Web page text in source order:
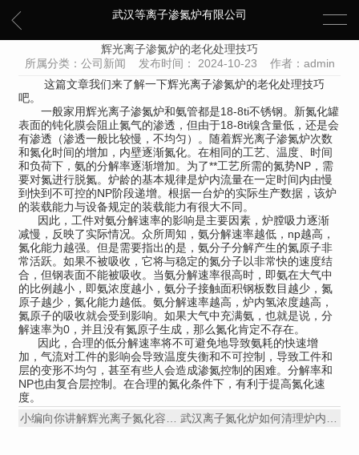
武汉等离子渗氮炉有限公司
辉光离子渗氮炉的老化处理技巧
所属分类：公司新闻 发布时间： 2024-10-23 作者：admin
这篇文章我们来了解一下辉光离子渗氮炉的老化处理技巧
吧。
一般家用辉光离子渗氮炉和氨管都是18-8ti不锈钢。新氮化罐
表面的钝化膜会阻止氮气的渗透，但由于18-8ti镍含量低，还是会
有渗透（渗透一般比较慢，不均匀）。随着辉光离子渗氮炉次数
和氮化时间的增加，内壁逐渐氮化。在相同的工艺、温度、时间
和负荷下，氨的分解率逐渐增加。为了**工艺所需的氮势NP，需
要对氮进行脱氮。炉龄的基本规律是炉内流量在一定时间内由慢
到快到不可控的NP阶段递增。根据一台炉的实际生产数据，该炉
的装载能力与设备规定的装载能力有很大不同。
因此，工件对氨分解速率的影响是主要因素，炉膛吸力逐渐
减慢，反映了实际情况。众所周知，氨分解速率越低，np越高，
氮化能力越强。但是需要指出的是，氨分子分解产生的氮原子非
常活跃。如果不被吸收，它将与稳定的氮分子以非常快的速度结
合，但钢表面不能被吸收。当氨分解速率很高时，即氨在大气中
的比例越小，即氨浓度越小，氨分子接触面积钢板数目越少，氮
原子越少，氮化能力越低。氨分解速率越高，炉内氢浓度越高，
氮原子的吸收就会受到影响。如果大气中充满氨，也就是说，分
解速率为0，并且没有氮原子生成，那么氮化肯定不存在。
因此，合理的低分解速率将不可避免地导致氨耗的快速增
加，气流对工件的影响会导致温度失衡和不可控制，导致工件和
层的变形不均匀，甚至有些人会造成渗氮控制的困难。分解率和
NP也由复合层控制。在合理的氮化条件下，有利于提高氮化速
度。